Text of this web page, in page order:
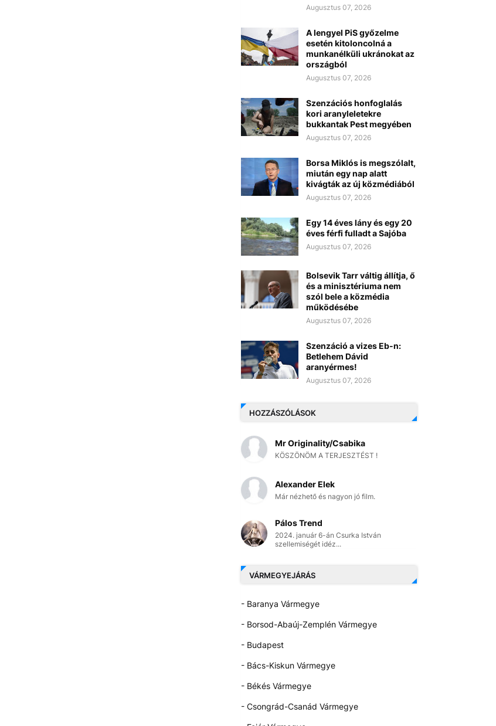
Augusztus 07, 2026
A lengyel PiS győzelme
esetén kitoloncolná a
munkanélküli ukránokat az
országból
Augusztus 07, 2026
Szenzációs honfoglalás
kori aranyleletekre
bukkantak Pest megyében
Augusztus 07, 2026
Borsa Miklós is megszólalt,
miután egy nap alatt
kivágták az új közmédiából
Augusztus 07, 2026
Egy 14 éves lány és egy 20
éves férfi fulladt a Sajóba
Augusztus 07, 2026
Bolsevik Tarr váltig állítja, ő
és a minisztériuma nem
szól bele a közmédia
működésébe
Augusztus 07, 2026
Szenzáció a vizes Eb-n:
Betlehem Dávid
aranyérmes!
Augusztus 07, 2026
HOZZÁSZÓLÁSOK
Mr Originality/Csabika
KÖSZÖNÖM A TERJESZTÉST !
Alexander Elek
Már nézhető és nagyon jó film.
Pálos Trend
2024. január 6-án Csurka István
szellemiségét idéz...
VÁRMEGYEJÁRÁS
- Baranya Vármegye
- Borsod-Abaúj-Zemplén Vármegye
- Budapest
- Bács-Kiskun Vármegye
- Békés Vármegye
- Csongrád-Csanád Vármegye